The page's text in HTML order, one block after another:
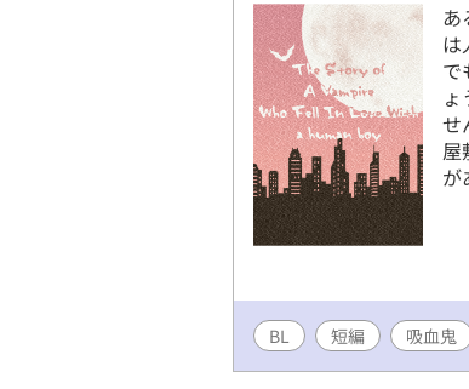
あ
は
で
せ
屋
が
BL 短編 吸血鬼